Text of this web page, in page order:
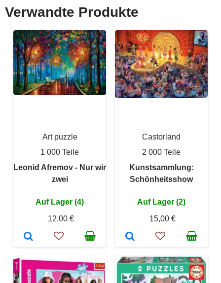
Verwandte Produkte
Art puzzle
1 000 Teile
Leonid Afremov - Nur wir
zwei
Auf Lager (4)
12,00 €
Castorland
2 000 Teile
Kunstsammlung:
Schönheitsshow
Auf Lager (2)
15,00 €